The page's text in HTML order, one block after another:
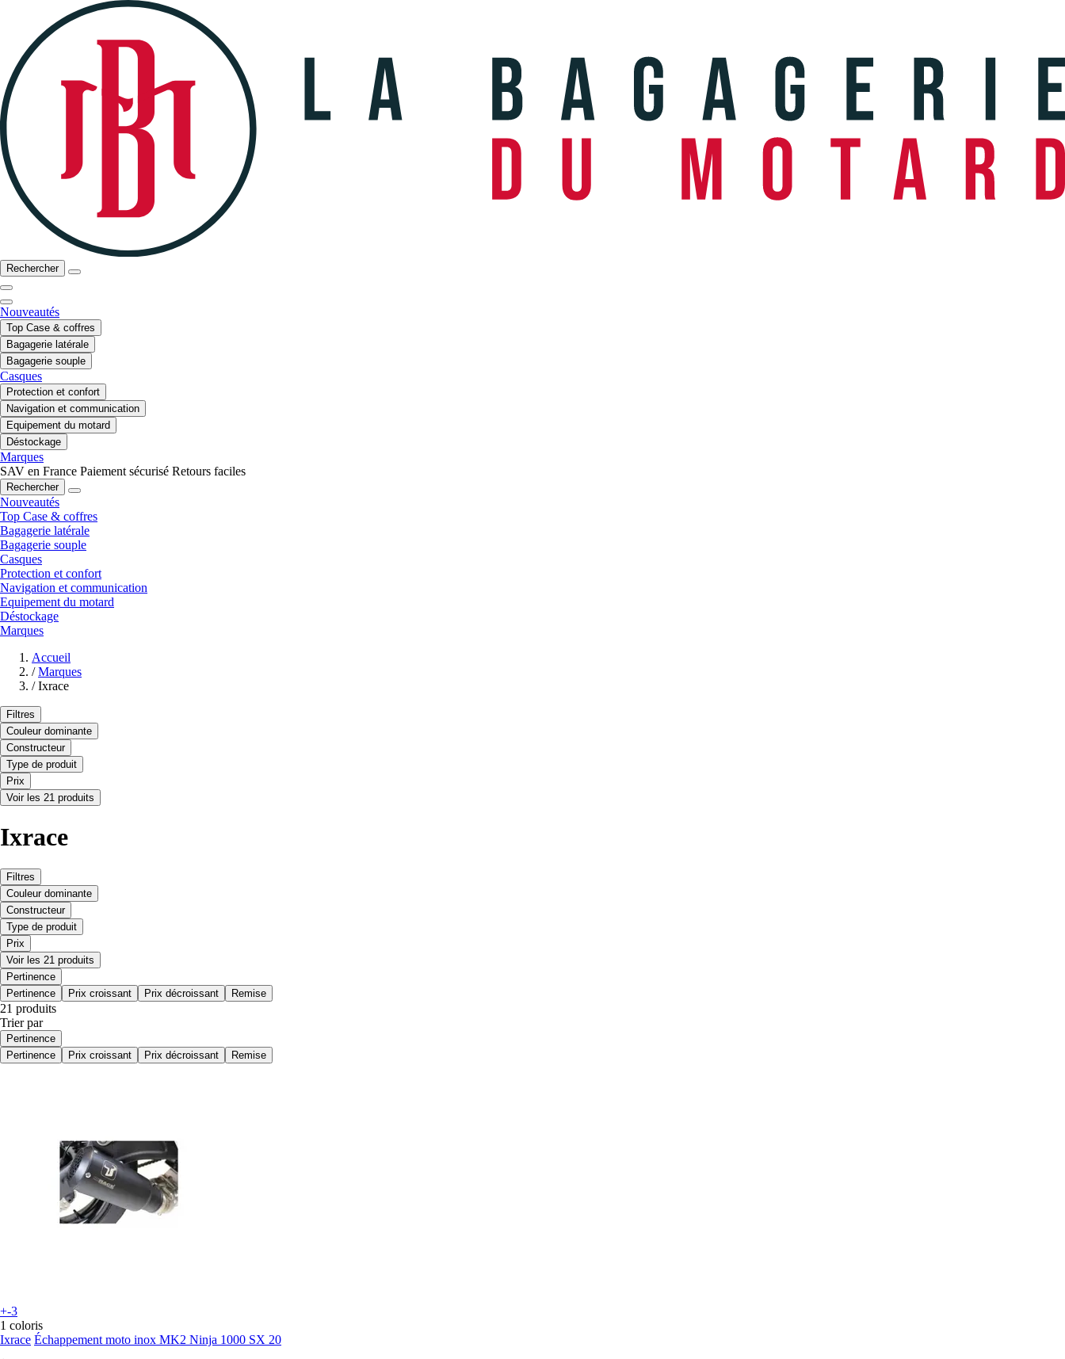
Rechercher
Nouveautés
Top Case & coffres
Bagagerie latérale
Bagagerie souple
Casques
Protection et confort
Navigation et communication
Equipement du motard
Déstockage
Marques
SAV en France Paiement sécurisé Retours faciles
Rechercher
Nouveautés
Top Case & coffres
Bagagerie latérale
Bagagerie souple
Casques
Protection et confort
Navigation et communication
Equipement du motard
Déstockage
Marques
Accueil
/ Marques
/ Ixrace
Filtres
Couleur dominante
Constructeur
Type de produit
Prix
Voir les 21 produits
Ixrace
Filtres
Couleur dominante
Constructeur
Type de produit
Prix
Voir les 21 produits
Pertinence
Pertinence
Prix croissant Prix décroissant Remise
21 produits
Trier par
Pertinence
Pertinence
Prix croissant Prix décroissant Remise
+-3
1 coloris
Ixrace Échappement moto inox MK2 Ninja 1000 SX 20